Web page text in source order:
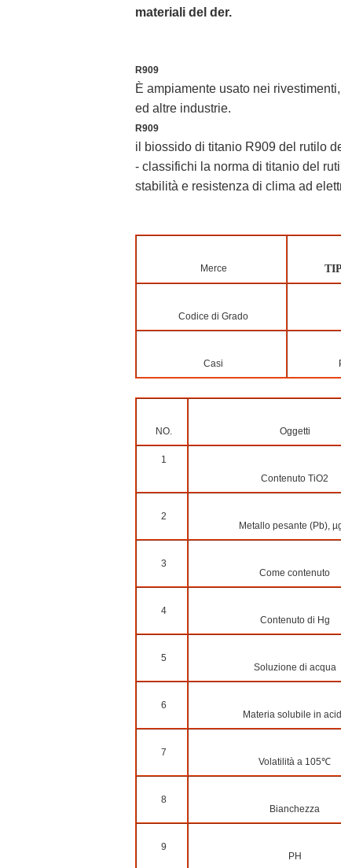
materiali del der.
R909
È ampiamente usato nei
ed altre industrie.
R909
il biossido di titanio R909 del rutilo
- classifichi la norma di titanio del
stabilità e resistenza di clima ad
Merce
Codice di Grado
Casi
NO. Oggetti
1
Contenuto TiO2
2
Metallo pesante (Pb),
3
Come contenuto
4
Contenuto di Hg
5
Soluzione di acqua
6
Materia solubile in
7
Volatilità a 105℃
8
Bianchezza
9
PH